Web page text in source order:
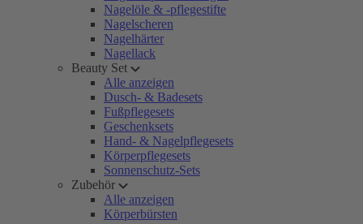
Nagelöle & -pflegestifte
Nagelscheren
Nagelhärter
Nagellack
Beauty Set
Alle anzeigen
Dusch- & Badesets
Fußpflegesets
Geschenksets
Hand- & Nagelpflegesets
Körperpflegesets
Sonnenschutz-Sets
Zubehör
Alle anzeigen
Körperbürsten